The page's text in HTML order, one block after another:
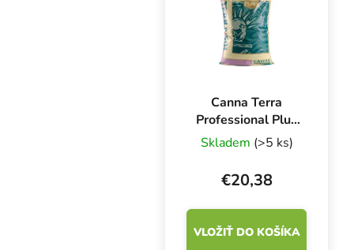
Canna Terra
Professional Plus
50 l,
pestovateľské
médium
Skladem (>5 ks)
€20,38
VLOŽIŤ DO KOŠÍKA